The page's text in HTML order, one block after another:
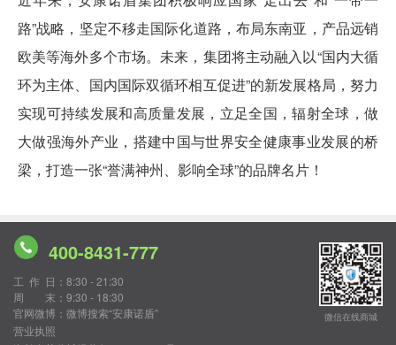
路”战略，坚定不移走国际化道路，布局东南亚，产品远销
欧美等海外多个市场。未来，集团将主动融入以“国内大循
环为主体、国内国际双循环相互促进”的新发展格局，努力
实现可持续发展和高质量发展，立足全国，辐射全球，做
大做强海外产业，搭建中国与世界安全健康事业发展的桥
梁，打造一张“誉满神州、影响全球”的品牌名片！
400-8431-777
工作日 ：8:30 - 21:30
周末 ：9:30 - 18:30
官网微博 ：微博搜索“安康诺盾”
营业执照
微信在线商城